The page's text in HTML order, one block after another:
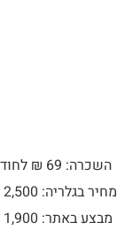
השכרה: 69 ₪ לחודש
מחיר בגלריה: 2,500 ₪
מבצע באתר: 1,900